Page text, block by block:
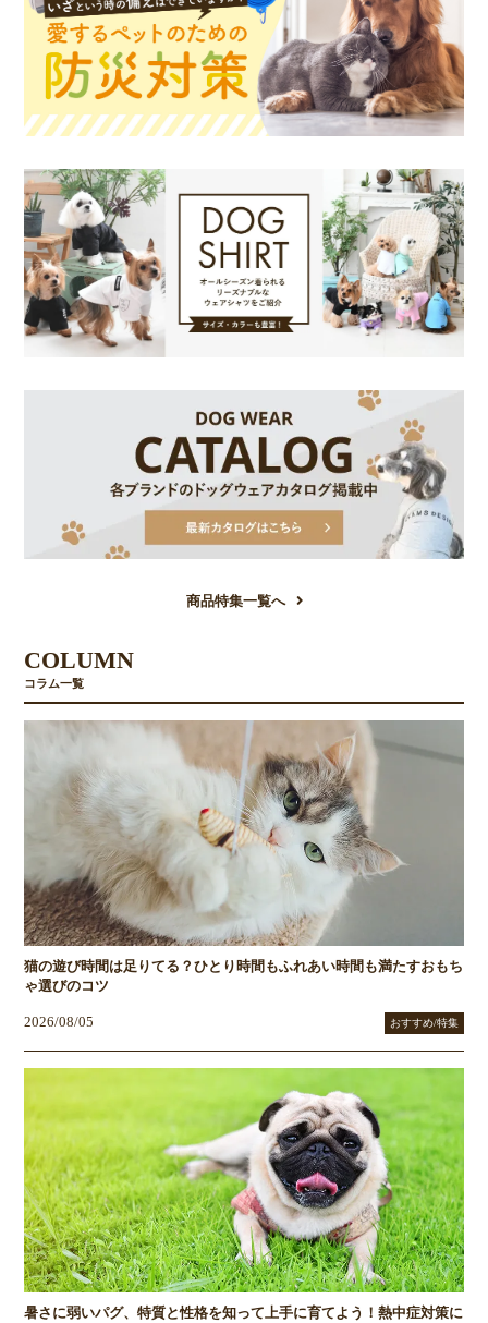
お買い物を続ける
商品特集一覧へ
COLUMN
コラム一覧
猫の遊び時間は足りてる？ひとり時間もふれあい時間も満たすおもち
ゃ選びのコツ
2026/08/05 おすすめ/特集
暑さに弱いパグ、特質と性格を知って上手に育てよう！熱中症対策に